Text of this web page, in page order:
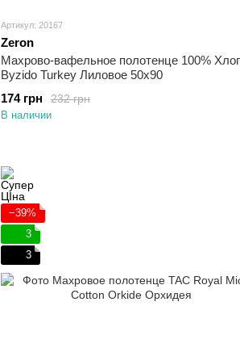
Артикул: 20167
Zeron
Махрово-вафельное полотенце 100%
Byzido Turkey Лиловое 50х90
232 грн
174 грн
В наличии
−39%
3
3